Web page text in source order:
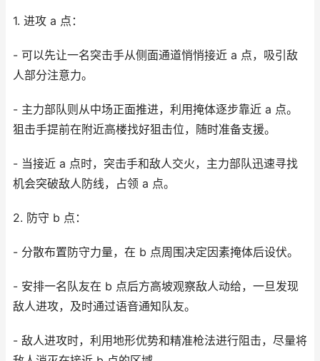
1. 进攻 a 点：
- 可以先让一名突击手从侧面通道悄悄接近 a 点，吸引敌
人部分注意力。
- 主力部队则从中场正面推进，利用掩体逐步靠近 a 点。
狙击手提前在附近高楼找好狙击位，随时准备支援。
- 当接近 a 点时，突击手和敌人交火，主力部队迅速寻找
机会突破敌人防线，占领 a 点。
2. 防守 b 点：
- 分散布置防守力量，在 b 点周围决定因素掩体后设伏。
- 安排一名队友在 b 点后方高坡观察敌人动给，一旦发现
敌人进攻，及时通过语音通知队友。
- 敌人进攻时，利用地形优势和精准枪法进行阻击，尽量将